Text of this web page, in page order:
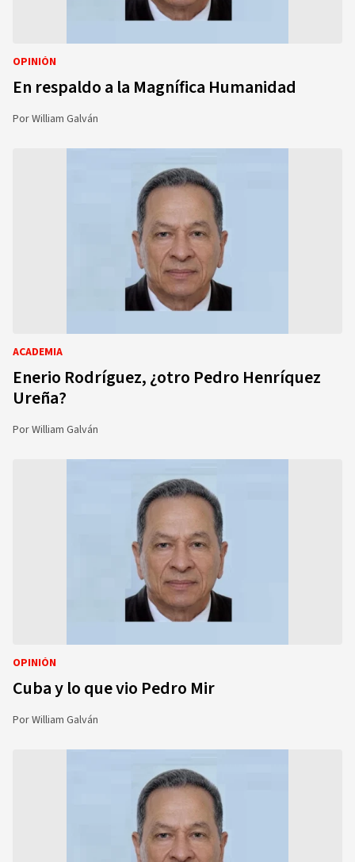
OPINIÓN
En respaldo a la Magnífica Humanidad
PorWilliam Galván
ACADEMIA
Enerio Rodríguez, ¿otro Pedro Henríquez
Ureña?
PorWilliam Galván
OPINIÓN
Cuba y lo que vio Pedro Mir
PorWilliam Galván